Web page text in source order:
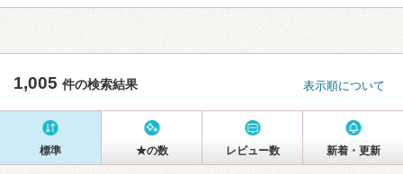
1,005 件の検索結果 表示順について
標準 ★の数 レビュー数 新着・更新